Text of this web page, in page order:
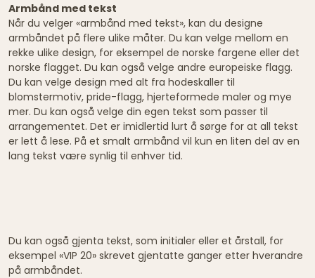
Armbånd med tekst
Når du velger «armbånd med tekst», kan du designe
armbåndet på flere ulike måter. Du kan velge mellom en
rekke ulike design, for eksempel de norske fargene eller det
norske flagget. Du kan også velge andre europeiske flagg.
Du kan velge design med alt fra hodeskaller til
blomstermotiv, pride-flagg, hjerteformede maler og mye
mer. Du kan også velge din egen tekst som passer til
arrangementet. Det er imidlertid lurt å sørge for at all tekst
er lett å lese. På et smalt armbånd vil kun en liten del av en
lang tekst være synlig til enhver tid.
Du kan også gjenta tekst, som initialer eller et årstall, for
eksempel «VIP 20» skrevet gjentatte ganger etter hverandre
på armbåndet.